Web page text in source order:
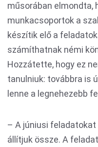
műsorában elmondta,
munkacsoportok a
készítik elő a
számíthatnak némi
Hozzátette, hogy ez
tanulniuk: továbbra is
lenne a legnehezebb
– A júniusi
állítjuk össze. A